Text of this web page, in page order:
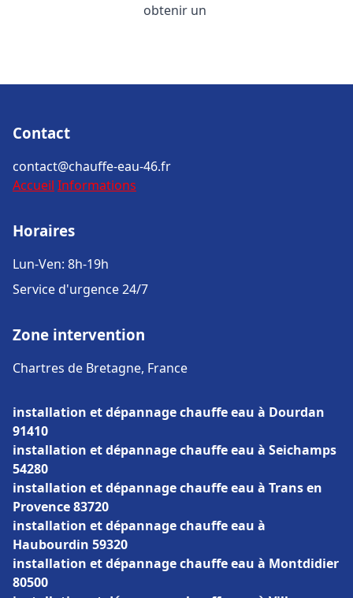
obtenir un
Contact
contact@chauffe-eau-46.fr
Accueil Informations
Horaires
Lun-Ven: 8h-19h
Service d'urgence 24/7
Zone intervention
Chartres de Bretagne, France
installation et dépannage chauffe eau à Dourdan
91410
installation et dépannage chauffe eau à Seichamps
54280
installation et dépannage chauffe eau à Trans en
Provence 83720
installation et dépannage chauffe eau à
Haubourdin 59320
installation et dépannage chauffe eau à Montdidier
80500